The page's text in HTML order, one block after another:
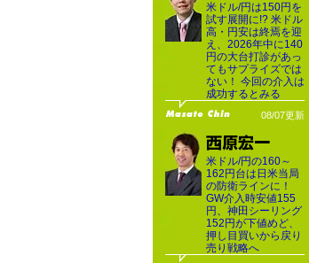
米ドル/円は150円を
試す展開に!? 米ドル
高・円安は終焉を迎
え、2026年中に140
円の大台打診があっ
てもサプライズでは
ない！ 今回の介入は
成功するとみる
08/07更新
米ドル/円の160～
162円台は日米当局
の防衛ラインに！
GW介入時安値155
円、神田シーリング
152円が下値めど、
押し目買いから戻り
売り戦略へ